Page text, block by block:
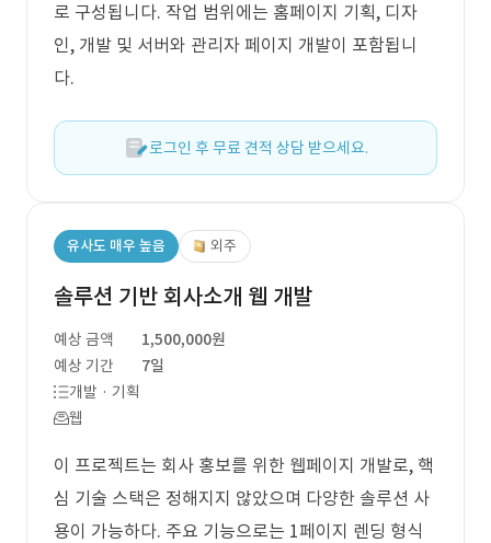
로 구성됩니다. 작업 범위에는 홈페이지 기획, 디자
인, 개발 및 서버와 관리자 페이지 개발이 포함됩니
다.
로그인 후 무료 견적 상담 받으세요.
유사도 매우 높음 외주
솔루션 기반 회사소개 웹 개발
예상 금액
1,500,000원
예상 기간
7일
개발 · 기획
웹
이 프로젝트는 회사 홍보를 위한 웹페이지 개발로, 핵
심 기술 스택은 정해지지 않았으며 다양한 솔루션 사
용이 가능하다. 주요 기능으로는 1페이지 렌딩 형식